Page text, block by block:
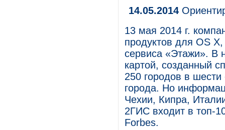
14.05.2014
13 мая 2014 г.
продуктов для OS
сервиса «Этажи». В
картой, созданный
250 городов в шести
города. Но
Чехии, Кипра,
2ГИС входит в топ-
Forbes.